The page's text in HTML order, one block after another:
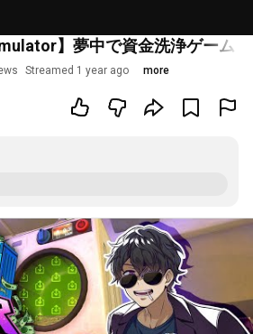
】夢中で資金洗浄ゲーム
Streamed 1 year ago more